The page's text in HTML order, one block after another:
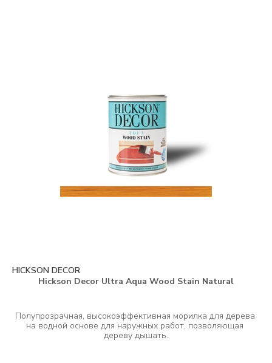
HICKSON DECOR
Hickson Decor Ultra Aqua Wood Stain Natural
Полупрозрачная, высокоэффективная морилка для дерева
на водной основе для наружных работ, позволяющая